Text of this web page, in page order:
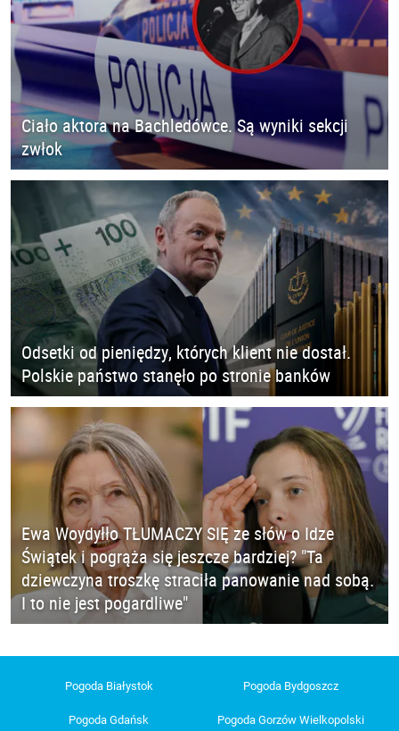
Ciało aktora na Bachledówce. Są wyniki sekcji
zwłok
Odsetki od pieniędzy, których klient nie dostał.
Polskie państwo stanęło po stronie banków
Ewa Woydyłło TŁUMACZY SIĘ ze słów o Idze
Świątek i pogrąża się jeszcze bardziej? "Ta
dziewczyna troszkę straciła panowanie nad sobą.
I to nie jest pogardliwe"
Pogoda Białystok Pogoda Bydgoszcz
Pogoda Gdańsk
Pogoda Gorzów Wielkopolski